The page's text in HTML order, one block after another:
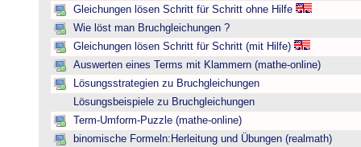
Gleichungen lösen Schritt für Schritt ohne Hilfe
Wie löst man Bruchgleichungen ?
Gleichungen lösen Schritt für Schritt (mit Hilfe)
Auswerten eines Terms mit Klammern (mathe-online)
Lösungsstrategien zu Bruchgleichungen
Lösungsbeispiele zu Bruchgleichungen
Term-Umform-Puzzle (mathe-online)
binomische Formeln:Herleitung und Übungen (realmath)